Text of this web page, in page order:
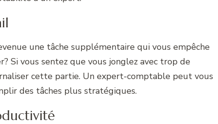
une tâche supplémentaire qui vous empêche
Si vous sentez que vous jonglez avec trop de
cette partie. Un expert-comptable peut vous
des tâches plus stratégiques.